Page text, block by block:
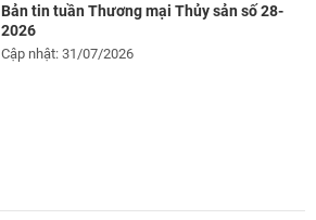
Bản tin tuần Thương mại Thủy sản số 28-
2026
Cập nhật: 31/07/2026